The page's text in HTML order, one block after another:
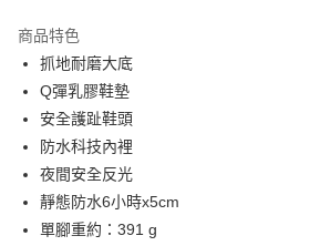
悠遊付
Google Pay
全盈+PAY
AFTEE先享後付
相關說明
【關於「AFTEE先享後付」】
AFTEE先享後付是「在收到商品之後才付款」的
ATM付款
商品特色
抓地耐磨大底
Q彈乳膠鞋墊
安全護趾鞋頭
防水科技內裡
夜間安全反光
靜態防水6小時x5cm
單腳重約：391 g